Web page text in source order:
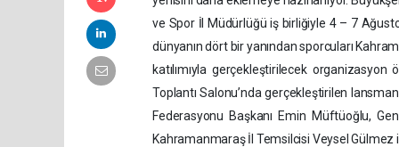
ve Spor İl Müdürlüğü iş birliğiyle 4 – 7
dünyanın dört bir yanından sporcuları
katılımıyla gerçekleştirilecek
Toplantı Salonu’nda gerçekleştirilen
Federasyonu Başkanı Emin Müftüoğlu,
Kahramanmaraş İl Temsilcisi Veysel Gülmez